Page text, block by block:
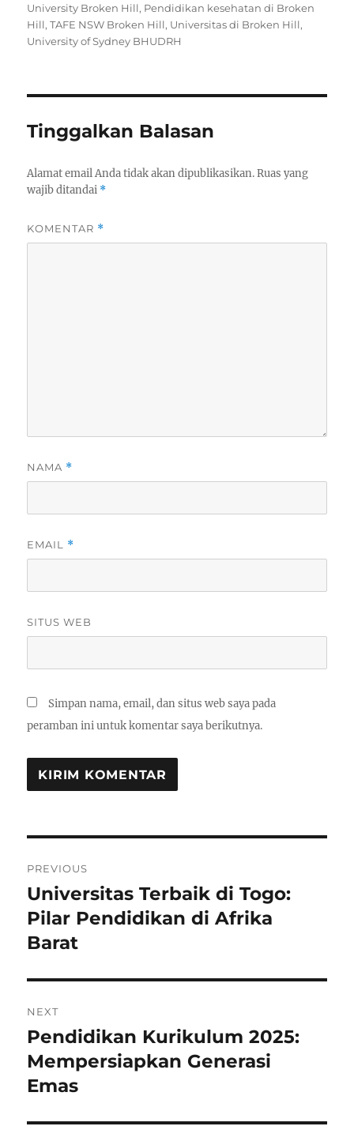
on
University Broken Hill, Pendidikan kesehatan di Broken
Hill,TAFE NSW Broken Hill, Universitas di Broken Hill,
University of Sydney BHUDRH
Tinggalkan Balasan
Alamat email Anda tidak akan dipublikasikan. Ruas yang
wajib ditandai *
KOMENTAR *
NAMA *
EMAIL *
SITUS WEB
Simpan nama, email, dan situs web saya pada
peramban ini untuk komentar saya berikutnya.
pos
PREVIOUS
Previous
post:
Universitas Terbaik di Togo:
Pilar Pendidikan di Afrika
Barat
NEXT
Next
post:
Pendidikan Kurikulum 2025:
Mempersiapkan Generasi
Emas